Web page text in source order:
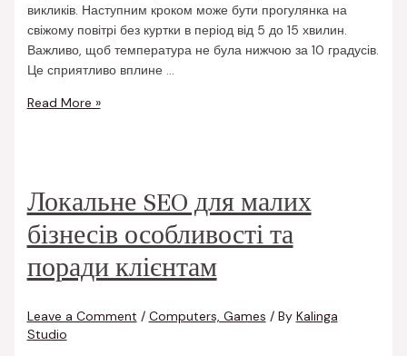
викликів. Наступним кроком може бути прогулянка на
свіжому повітрі без куртки в період від 5 до 15 хвилин.
Важливо, щоб температура не була нижчою за 10 градусів.
Це сприятливо вплине …
Read More »
Локальне SEO для малих
бізнесів особливості та
поради клієнтам
Leave a Comment / Computers, Games / By Kalinga
Studio